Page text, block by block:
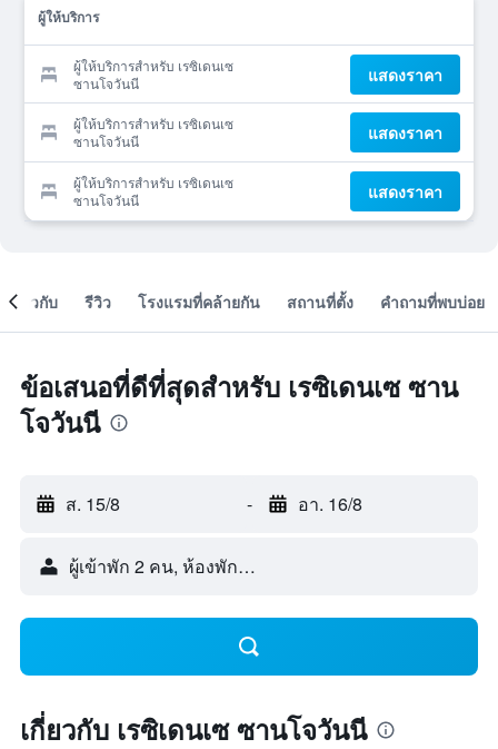
ผู้ให้บริการ
ผู้ให้บริการสำหรับ เรซิเดนเซ
ซานโจวันนี
แสดงราคา
ผู้ให้บริการสำหรับ เรซิเดนเซ
ซานโจวันนี
แสดงราคา
ผู้ให้บริการสำหรับ เรซิเดนเซ
ซานโจวันนี
แสดงราคา
เกี่ยวกับ รีวิว โรงแรมที่คล้ายกัน สถานที่ตั้ง คำถามที่พบบ่อย
ข้อเสนอที่ดีที่สุดสำหรับ เรซิเดนเซ ซาน
โจวันนี
ส. 15/8 - อา. 16/8
ผู้เข้าพัก 2 คน, ห้องพัก 1 ห้อง
เกี่ยวกับ เรซิเดนเซ ซานโจวันนี